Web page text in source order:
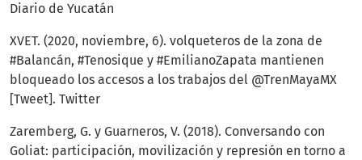
Diario de Yucatán
XVET. (2020, noviembre, 6). volqueteros de la zona de
#Balancán, #Tenosique y #EmilianoZapata mantienen
bloqueado los accesos a los trabajos del @TrenMayaMX
[Tweet]. Twitter
Zaremberg, G. y Guarneros, V. (2018). Conversando con
Goliat: participación, movilización y represión en torno a